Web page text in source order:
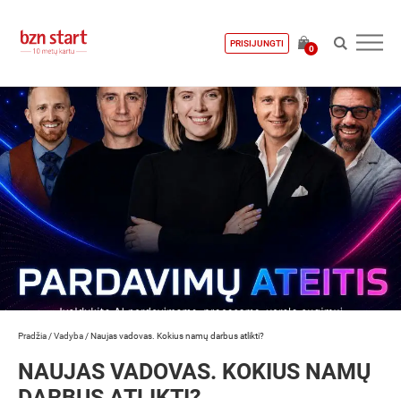
PRISIJUNGTI
0
Pradžia /Vadyba /Naujas vadovas. Kokius namų darbus atlikti?
NAUJAS VADOVAS. KOKIUS NAMŲ